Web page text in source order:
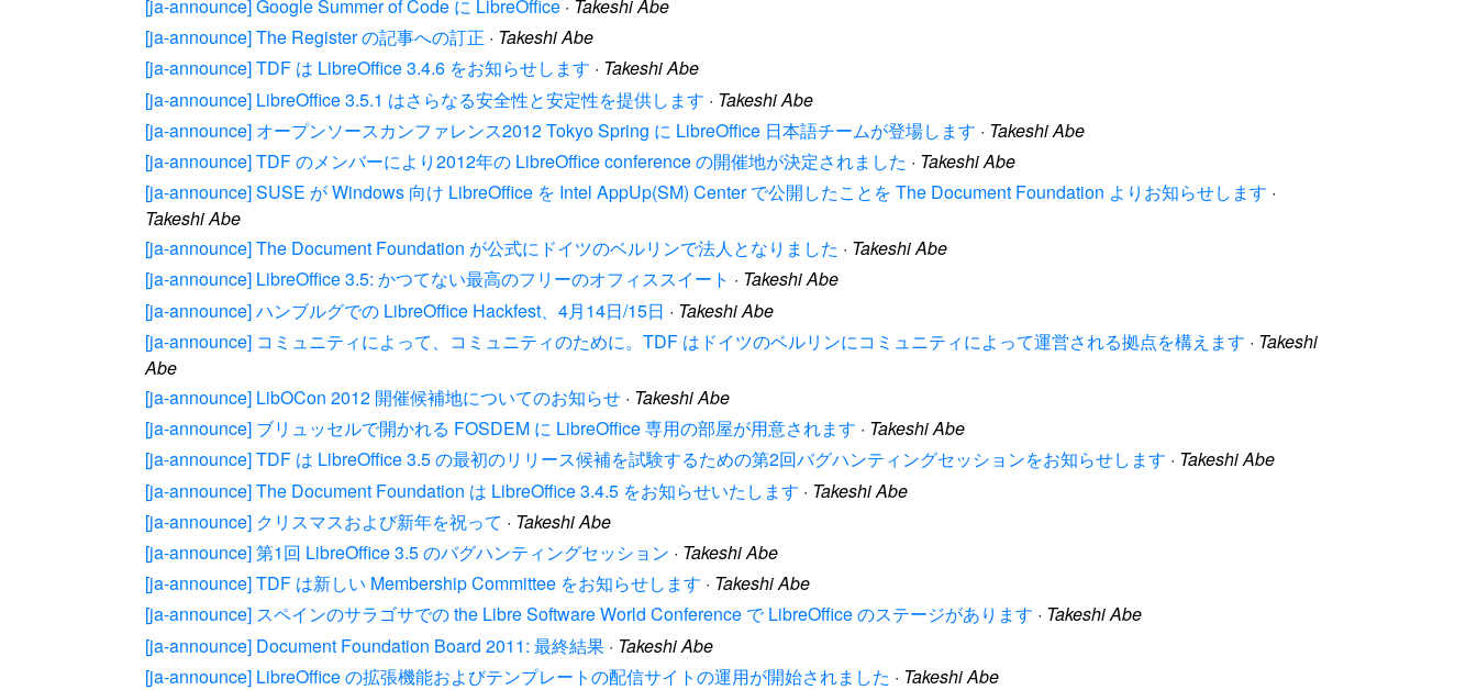
[ja-announce] Google Summer of Code に LibreOffice · Takeshi Abe
[ja-announce] The Register の記事への訂正 · Takeshi Abe
[ja-announce] TDF は LibreOffice 3.4.6 をお知らせします · Takeshi Abe
[ja-announce] LibreOffice 3.5.1 はさらなる安全性と安定性を提供します · Takeshi Abe
[ja-announce] オープンソースカンファレンス2012 Tokyo Spring に LibreOffice 日本語チームが登場します · Takeshi Abe
[ja-announce] TDF のメンバーにより2012年の LibreOffice conference の開催地が決定されました · Takeshi Abe
[ja-announce] SUSE が Windows 向け LibreOffice を Intel AppUp(SM) Center で公開したことを The Document Foundation よりお知らせします ·
Takeshi Abe
[ja-announce] The Document Foundation が公式にドイツのベルリンで法人となりました · Takeshi Abe
[ja-announce] LibreOffice 3.5: かつてない最高のフリーのオフィススイート · Takeshi Abe
[ja-announce] ハンブルグでの LibreOffice Hackfest、4月14日/15日 · Takeshi Abe
[ja-announce] コミュニティによって、コミュニティのために。TDF はドイツのベルリンにコミュニティによって運営される拠点を構えます · Takeshi
Abe
[ja-announce] LibOCon 2012 開催候補地についてのお知らせ · Takeshi Abe
[ja-announce] ブリュッセルで開かれる FOSDEM に LibreOffice 専用の部屋が用意されます · Takeshi Abe
[ja-announce] TDF は LibreOffice 3.5 の最初のリリース候補を試験するための第2回バグハンティングセッションをお知らせします · Takeshi Abe
[ja-announce] The Document Foundation は LibreOffice 3.4.5 をお知らせいたします · Takeshi Abe
[ja-announce] クリスマスおよび新年を祝って · Takeshi Abe
[ja-announce] 第1回 LibreOffice 3.5 のバグハンティングセッション · Takeshi Abe
[ja-announce] TDF は新しい Membership Committee をお知らせします · Takeshi Abe
[ja-announce] スペインのサラゴサでの the Libre Software World Conference で LibreOffice のステージがあります · Takeshi Abe
[ja-announce] Document Foundation Board 2011: 最終結果 · Takeshi Abe
[ja-announce] LibreOffice の拡張機能およびテンプレートの配信サイトの運用が開始されました · Takeshi Abe